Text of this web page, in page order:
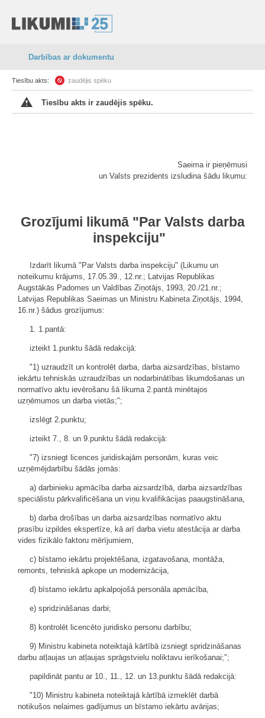
Darbības ar dokumentu
Tiesību akts: zaudējis spēku
Tiesību akts ir zaudējis spēku.
Saeima ir pieņēmusi
un Valsts prezidents izsludina šādu likumu:
Grozījumi likumā "Par Valsts darba
inspekciju"
Izdarīt likumā "Par Valsts darba inspekciju" (Likumu un
noteikumu krājums, 17.05.39., 12.nr.; Latvijas Republikas
Augstākās Padomes un Valdības Ziņotājs, 1993, 20./21.nr.;
Latvijas Republikas Saeimas un Ministru Kabineta Ziņotājs, 1994,
16.nr.) šādus grozījumus:
1. 1.pantā:
izteikt 1.punktu šādā redakcijā:
"1) uzraudzīt un kontrolēt darba, darba aizsardzības, bīstamo
iekārtu tehniskās uzraudzības un nodarbinātības likumdošanas un
normatīvo aktu ievērošanu šā likuma 2.pantā minētajos
uzņēmumos un darba vietās;";
izslēgt 2.punktu;
izteikt 7., 8. un 9.punktu šādā redakcijā:
"7) izsniegt licences juridiskajām personām, kuras veic
uzņēmējdarbību šādās jomās:
a) darbinieku apmācība darba aizsardzībā, darba aizsardzības
speciālistu pārkvalificēšana un viņu kvalifikācijas paaugstināšana,
b) darba drošības un darba aizsardzības normatīvo aktu
prasību izpildes ekspertīze, kā arī darba vietu atestācija ar darba
vides fizikālo faktoru mērījumiem,
c) bīstamo iekārtu projektēšana, izgatavošana, montāža,
remonts, tehniskā apkope un modernizācija,
d) bīstamo iekārtu apkalpojošā personāla apmācība,
e) spridzināšanas darbi;
8) kontrolēt licencēto juridisko personu darbību;
9) Ministru kabineta noteiktajā kārtībā izsniegt spridzināšanas
darbu atļaujas un atļaujas sprāgstvielu noliktavu ierīkošanai;";
papildināt pantu ar 10., 11., 12. un 13.punktu šādā redakcijā:
"10) Ministru kabineta noteiktajā kārtībā izmeklēt darbā
notikušos nelaimes gadījumus un bīstamo iekārtu avārijas;